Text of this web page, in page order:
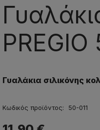
PREGIO
Γυαλάκια σιλικόνης
Κωδικός προϊόντος: 50-011